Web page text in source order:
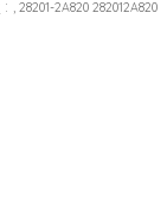
: , 28201-2A820 282012A820